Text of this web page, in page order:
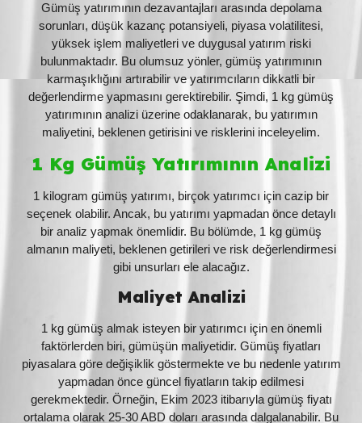
Gümüş yatırımının dezavantajları arasında depolama
sorunları, düşük kazanç potansiyeli, piyasa volatilitesi,
yüksek işlem maliyetleri ve duygusal yatırım riski
bulunmaktadır. Bu olumsuz yönler, gümüş yatırımının
karmaşıklığını artırabilir ve yatırımcıların dikkatli bir
değerlendirme yapmasını gerektirebilir. Şimdi, 1 kg gümüş
yatırımının analizi üzerine odaklanarak, bu yatırımın
maliyetini, beklenen getirisini ve risklerini inceleyelim.
1 Kg Gümüş Yatırımının Analizi
1 kilogram gümüş yatırımı, birçok yatırımcı için cazip bir
seçenek olabilir. Ancak, bu yatırımı yapmadan önce detaylı
bir analiz yapmak önemlidir. Bu bölümde, 1 kg gümüş
almanın maliyeti, beklenen getirileri ve risk değerlendirmesi
gibi unsurları ele alacağız.
Maliyet Analizi
1 kg gümüş almak isteyen bir yatırımcı için en önemli
faktörlerden biri, gümüşün maliyetidir. Gümüş fiyatları
piyasalara göre değişiklik göstermekte ve bu nedenle yatırım
yapmadan önce güncel fiyatların takip edilmesi
gerekmektedir. Örneğin, Ekim 2023 itibarıyla gümüş fiyatı
ortalama olarak 25-30 ABD doları arasında dalgalanabilir. Bu